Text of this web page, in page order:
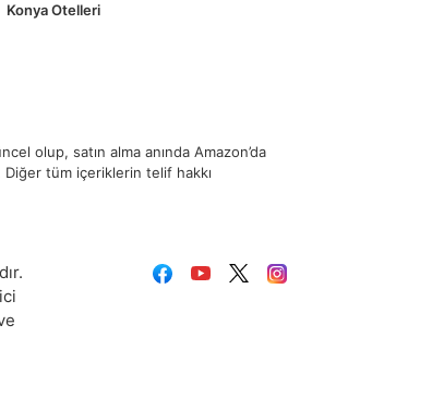
Konya Otelleri
olup, satın alma anında Amazon’da
tüm içeriklerin telif hakkı